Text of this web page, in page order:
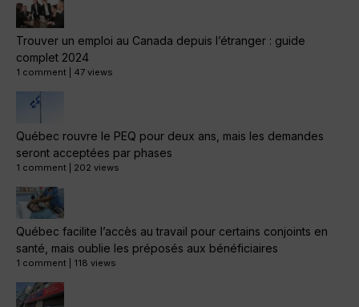
Trouver un emploi au Canada depuis l’étranger : guide
complet 2024
1 comment 47 views
Québec rouvre le PEQ pour deux ans, mais les demandes
seront acceptées par phases
1 comment 202 views
Québec facilite l’accès au travail pour certains conjoints en
santé, mais oublie les préposés aux bénéficiaires
1 comment 118 views